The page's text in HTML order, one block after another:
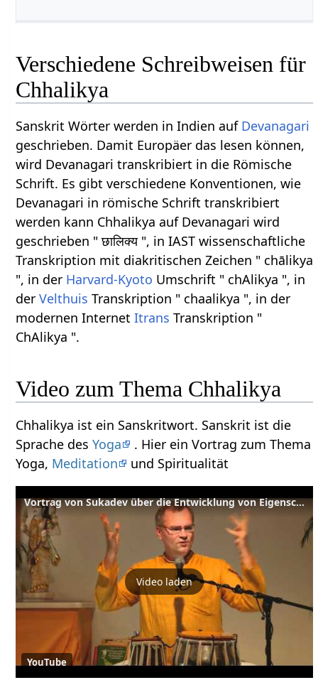
Verschiedene Schreibweisen für
Chhalikya
Sanskrit Wörter werden in Indien auf Devanagari
geschrieben. Damit Europäer das lesen können,
wird Devanagari transkribiert in die Römische
Schrift. Es gibt verschiedene Konventionen, wie
Devanagari in römische Schrift transkribiert
werden kann Chhalikya auf Devanagari wird
geschrieben " छालिक्य ", in IAST wissenschaftliche
Transkription mit diakritischen Zeichen " chālikya
", in der Harvard-Kyoto Umschrift " chAlikya ", in
derVelthuis Transkription " chaalikya ", in der
modernen InternetItrans Transkription "
ChAlikya ".
Video zum Thema Chhalikya
Chhalikya ist ein Sanskritwort. Sanskrit ist die
Sprache desYoga
. Hier ein Vortrag zum Thema
Yoga, Meditation und Spiritualität
Vortrag von Sukadev über die Entwicklung von Eigenschaften
Video laden
YouTube